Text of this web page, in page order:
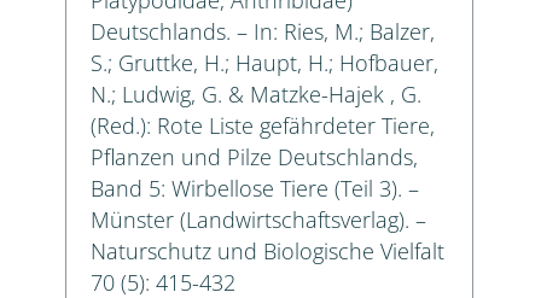
Deutschlands. – In: Ries, M.; Balzer,
S.; Gruttke, H.; Haupt, H.; Hofbauer,
N.; Ludwig, G. & Matzke-Hajek , G.
(Red.): Rote Liste gefährdeter Tiere,
Pflanzen und Pilze Deutschlands,
Band 5: Wirbellose Tiere (Teil 3). –
Münster (Landwirtschaftsverlag). –
Naturschutz und Biologische Vielfalt
70 (5): 415-432